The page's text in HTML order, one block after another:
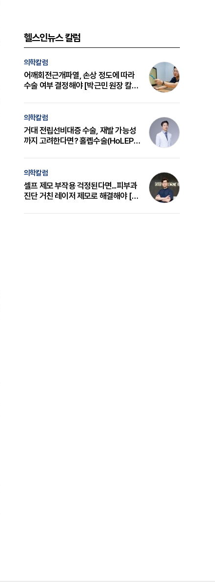
헬스인뉴스 칼럼
의학칼럼
어깨회전근개파열, 손상 정도에 따라
수술 여부 결정해야 [박근민 원장 칼
의학칼럼
거대 전립선비대증 수술, 재발 가능성
까지 고려한다면? 홀렙수술(HoLEP)
의학칼럼
셀프 제모 부작용 걱정된다면...피부과
진단 거친 레이저 제모로 해결해야 [변